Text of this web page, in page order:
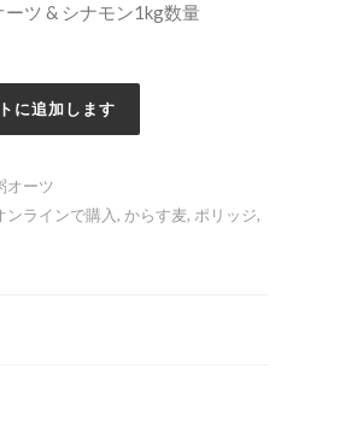
ーツ & シナモン1kg数量
に追加します
オーツ
ンラインで購入, からす麦, ポリッジ,